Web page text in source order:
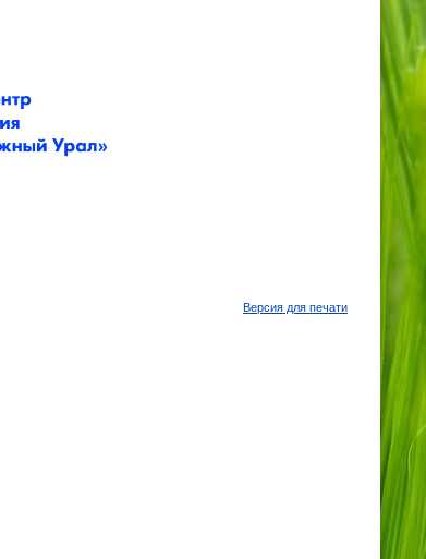
Версия для печати